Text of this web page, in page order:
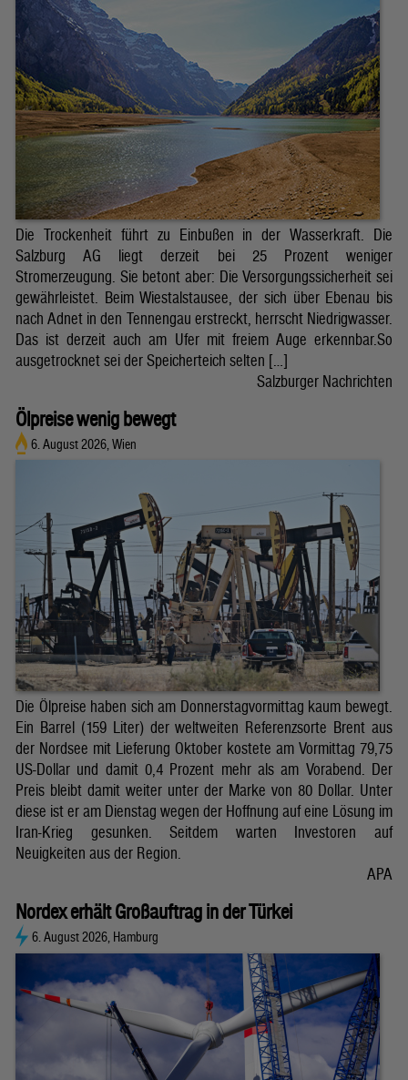
Die Trockenheit führt zu Einbußen in der Wasserkraft. Die
Salzburg AG liegt derzeit bei 25 Prozent weniger
Stromerzeugung. Sie betont aber: Die Versorgungssicherheit sei
gewährleistet. Beim Wiestalstausee, der sich über Ebenau bis
nach Adnet in den Tennengau erstreckt, herrscht Niedrigwasser.
Das ist derzeit auch am Ufer mit freiem Auge erkennbar.So
ausgetrocknet sei der Speicherteich selten […]
Salzburger Nachrichten
Ölpreise wenig bewegt
6. August 2026, Wien
Die Ölpreise haben sich am Donnerstagvormittag kaum bewegt.
Ein Barrel (159 Liter) der weltweiten Referenzsorte Brent aus
der Nordsee mit Lieferung Oktober kostete am Vormittag 79,75
US-Dollar und damit 0,4 Prozent mehr als am Vorabend. Der
Preis bleibt damit weiter unter der Marke von 80 Dollar. Unter
diese ist er am Dienstag wegen der Hoffnung auf eine Lösung im
Iran-Krieg gesunken. Seitdem warten Investoren auf
Neuigkeiten aus der Region.
APA
Nordex erhält Großauftrag in der Türkei
6. August 2026, Hamburg